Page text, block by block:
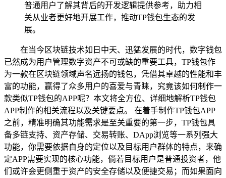
普通用户了解其背后的开发逻辑提供参考，助力相
关从业者更好地开展工作，推动TP钱包生态的发
展。
在当今区块链技术如日中天、迅猛发展的时代，数字钱包
已然成为用户管理数字资产不可或缺的重要工具，TP钱包作
为一款在区块链领域声名远扬的钱包，凭借其卓越的性能和丰
富的功能，赢得了众多用户的喜爱与青睐，究竟该如何制作一
款类似TP钱包的APP呢？本文将全方位、详细地解析TP钱包
APP制作的相关流程以及关键要点。 在着手制作TP钱包APP
之前，精准明确其功能需求是至关重要的第一步，TP钱包具
备多链支持、资产存储、交易转账、DApp浏览等一系列强大
功能，你需要依据自身的定位以及目标用户群体的特点，来确
定APP需要实现的核心功能，倘若目标用户是普通投资者，他
们或许会更侧重于资产的安全存储以及便捷交易；而如果面向